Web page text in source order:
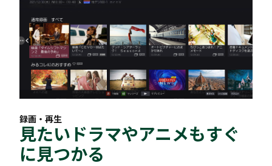
録画・再生
見たいドラマやアニメもすぐ
に見つかる